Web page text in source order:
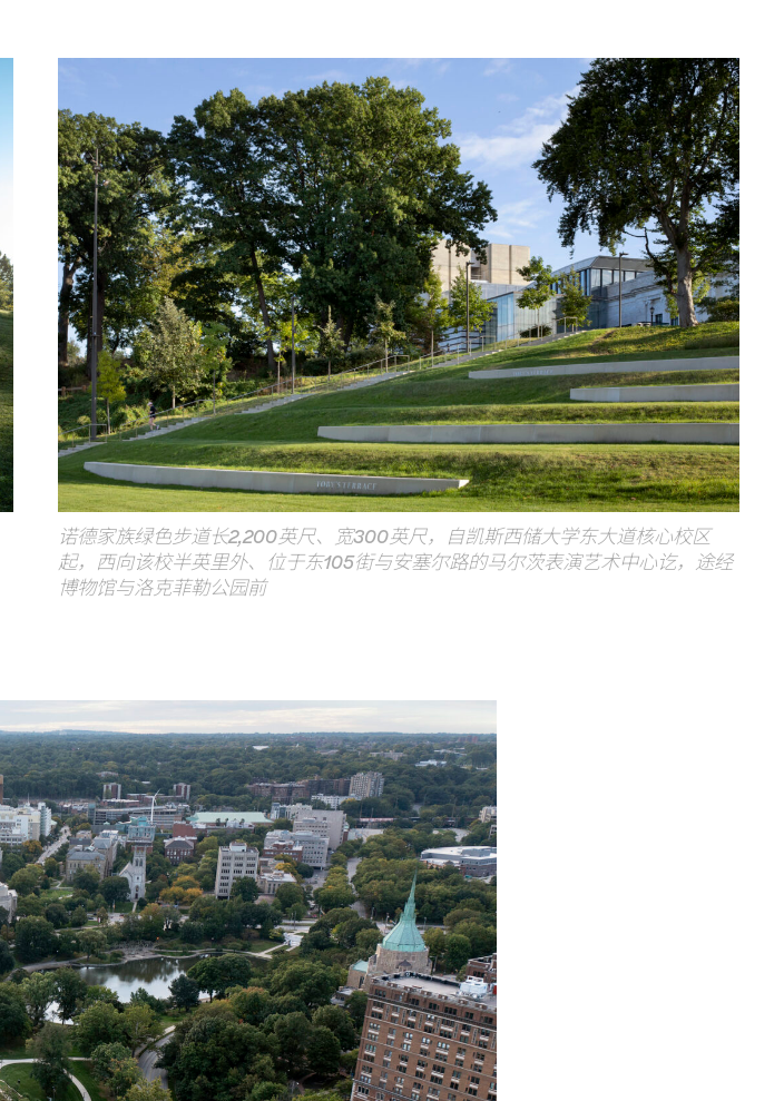
诺德家族绿色步道长2,200英尺、宽300英尺，自凯斯西储大学东大道核心校区
起，西向该校半英里外、位于东105街与安塞尔路的马尔茨表演艺术中心讫，途经
博物馆与洛克菲勒公园前